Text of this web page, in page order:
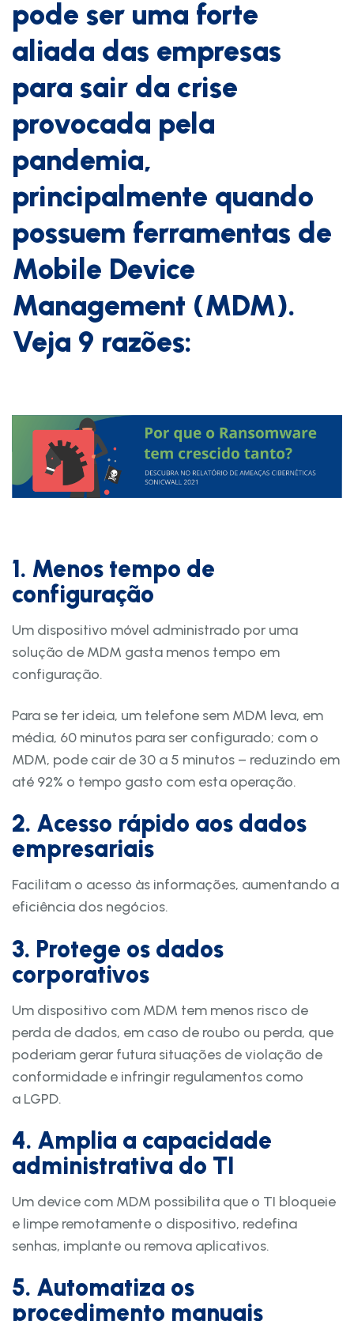
pode ser uma forte
aliada das empresas
para sair da crise
provocada pela
pandemia,
principalmente quando
possuem ferramentas de
Mobile Device
Management (MDM).
Veja 9 razões:
1. Menos tempo de
configuração
Um dispositivo móvel administrado por uma
solução de MDM gasta menos tempo em
configuração.
Para se ter ideia, um telefone sem MDM leva, em
média, 60 minutos para ser configurado; com o
MDM, pode cair de 30 a 5 minutos – reduzindo em
até 92% o tempo gasto com esta operação.
2. Acesso rápido aos dados
empresariais
Facilitam o acesso às informações, aumentando a
eficiência dos negócios.
3. Protege os dados
corporativos
Um dispositivo com MDM tem menos risco de
perda de dados, em caso de roubo ou perda, que
poderiam gerar futura situações de violação de
conformidade e infringir regulamentos como
a LGPD.
4. Amplia a capacidade
administrativa do TI
Um device com MDM possibilita que o TI bloqueie
e limpe remotamente o dispositivo, redefina
senhas, implante ou remova aplicativos.
5. Automatiza os
procedimento manuais